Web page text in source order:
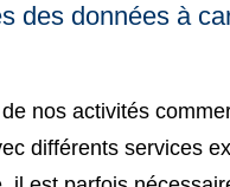
des données à
nos activités
différents services